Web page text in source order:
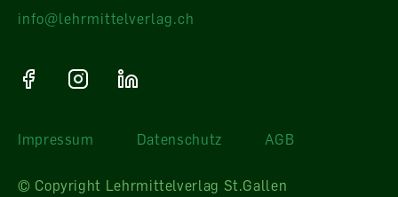
info@lehrmittelverlag.ch
Impressum Datenschutz AGB
© Copyright Lehrmittelverlag St.Gallen